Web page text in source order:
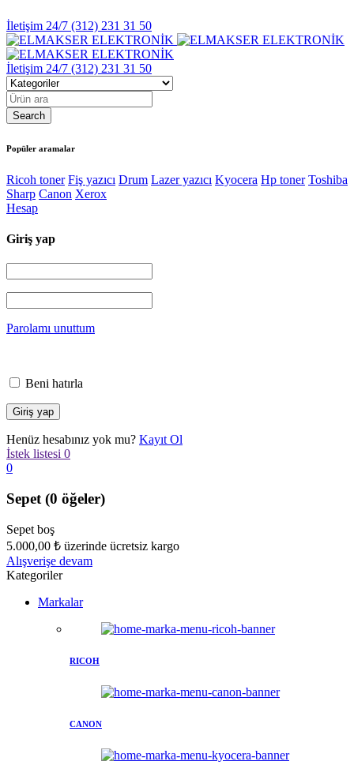
İletişim 24/7 (312) 231 31 50
İletişim 24/7 (312) 231 31 50
Popüler aramalar
Ricoh toner Fiş yazıcı Drum Lazer yazıcı Kyocera Hp toner Toshiba
Sharp Canon Xerox
Hesap
Giriş yap
Parolamı unuttum
Beni hatırla
Henüz hesabınız yok mu? Kayıt Ol
İstek listesi 0
0
Sepet (0 öğeler)
Sepet boş
5.000,00 ₺ üzerinde ücretsiz kargo
Alışverişe devam
Kategoriler
Markalar
RICOH
CANON